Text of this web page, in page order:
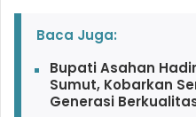
Baca Juga:
Bupati Asahan
Sumut, Kobarkan
Generasi